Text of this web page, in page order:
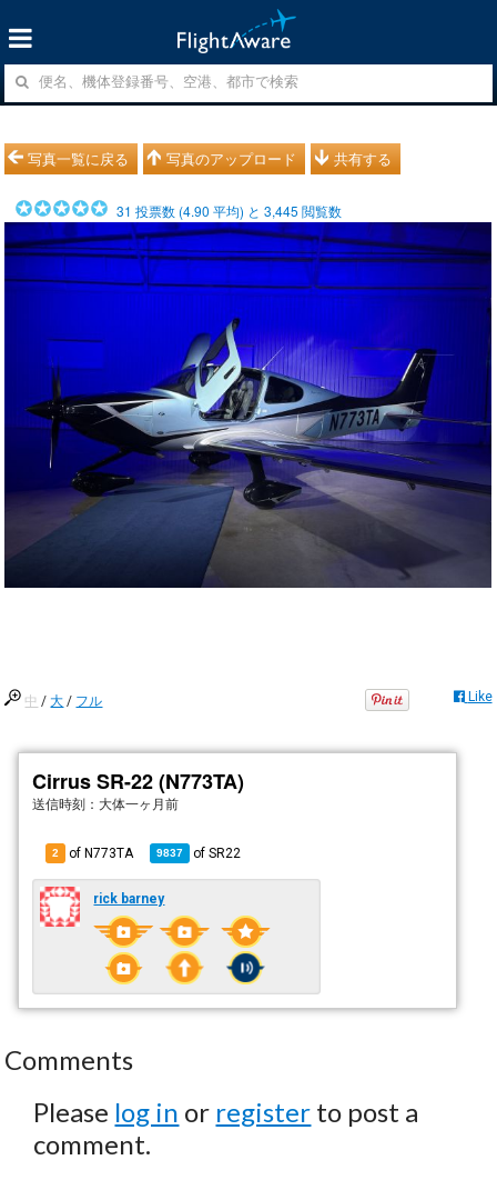
写真一覧に戻る 写真のアップロード 共有する
31 投票数 (4.90 平均) と3,445 閲覧数
中 /大 / フル Like
Cirrus SR-22 (N773TA)
送信時刻： 大体一ヶ月前
2 of N773TA 9837 ofSR22
rick barney
Comments
Please log in or register to post a
comment.